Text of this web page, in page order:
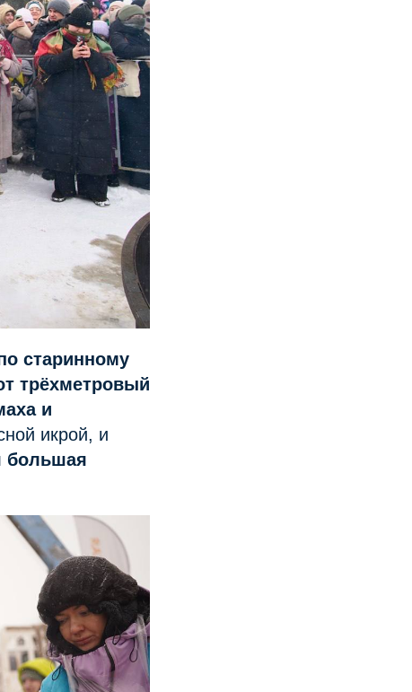
старинному
трёхметровый
и
икрой, и
большая